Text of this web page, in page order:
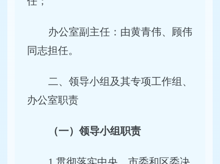
办公室副主任：由黄青伟、顾伟
同志担任。
二、领导小组及其专项工作组、
办公室职责
（一）领导小组职责